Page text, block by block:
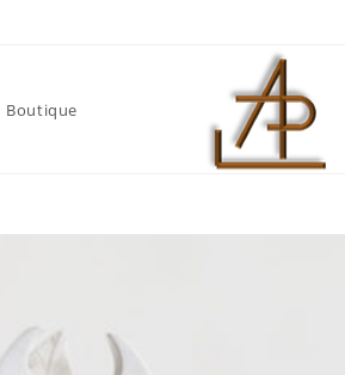
Boutique